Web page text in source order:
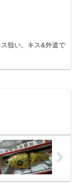
狙い。キス&外道で